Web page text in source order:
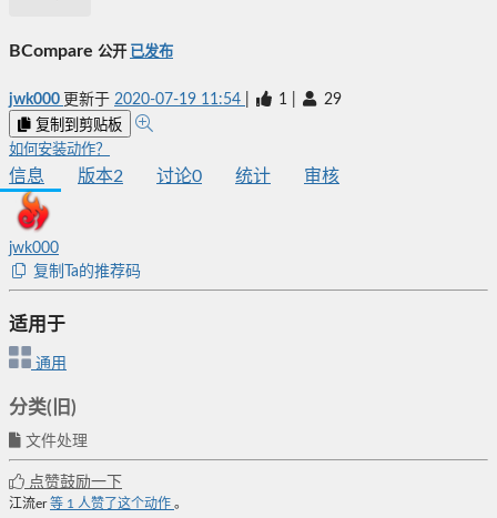
BCompare 公开 已发布
jwk000 更新于 2020-07-19 11:54 1 29
复制到剪贴板
如何安装动作？
信息 版本2 讨论0 统计 审核
jwk000
复制Ta的推荐码
适用于
通用
分类(旧)
文件处理
点赞鼓励一下
江流er 等 1 人赞了这个动作 。